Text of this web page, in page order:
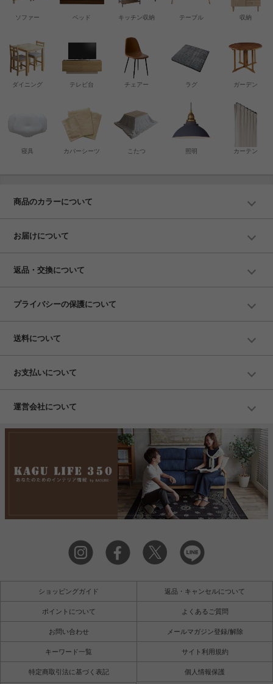
ソファー ベッド 収納
キッチン収納
寝具 カバーシーツ
チェアー
テーブル
こたつ
テレビ台
ダイニング ラグ
カーテン
照明
ガーデン
商品のカラーについて
お届けについて
返品・交換について
プライバシーの保護について
送料について
お支払いについて
運営会社について
ショッピングガイド 返品・キャンセルについて
ポイントについて よくあるご質問
お問い合わせ メールマガジン登録/解除
キーワード一覧 サイト利用規約
特定商取引法に基づく表記 個人情報保護